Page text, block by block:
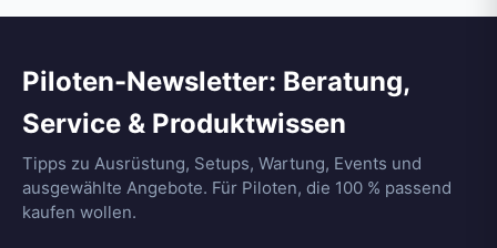
Piloten-Newsletter: Beratung,
Service & Produktwissen
Tipps zu Ausrüstung, Setups, Wartung, Events und
ausgewählte Angebote. Für Piloten, die 100 % passend
kaufen wollen.